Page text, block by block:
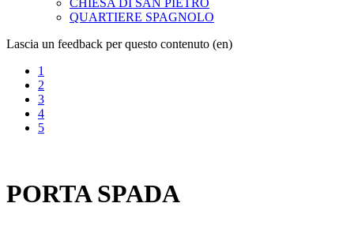
CHIESA DI SAN PIETRO
QUARTIERE SPAGNOLO
Lascia un feedback per questo contenuto (en)
1
2
3
4
5
PORTA SPADA